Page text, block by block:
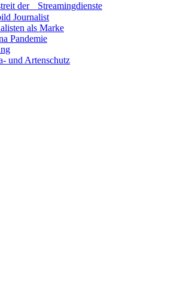
der Streamingdienste
Journalist
als Marke
Pandemie
und Artenschutz